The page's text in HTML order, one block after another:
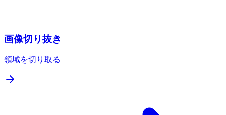
画像切り抜き
領域を切り取る